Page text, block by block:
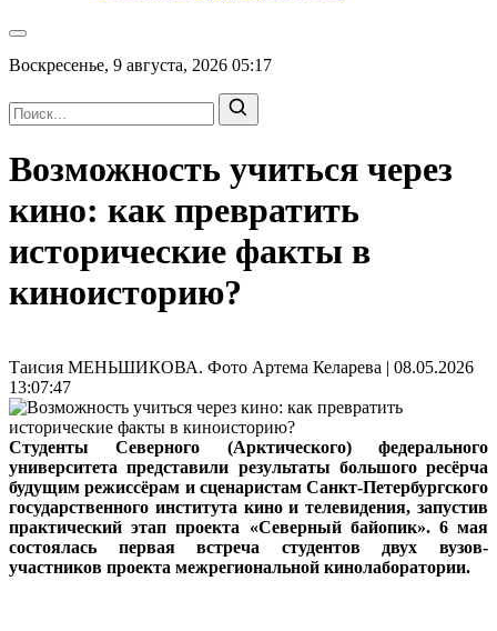
Воскресенье, 9 августа, 2026 05:17
Возможность учиться через
кино: как превратить
исторические факты в
киноисторию?
Таисия МЕНЬШИКОВА. Фото Артема Келарева | 08.05.2026
13:07:47
Студенты Северного (Арктического) федерального
университета представили результаты большого ресёрча
будущим режиссёрам и сценаристам Санкт-Петербургского
государственного института кино и телевидения, запустив
практический этап проекта «Северный байопик». 6 мая
состоялась первая встреча студентов двух вузов-
участников проекта межрегиональной кинолаборатории.